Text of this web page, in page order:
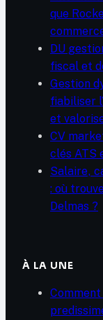
que
DU
fiscal et
Gestion
fiabiliser
et
CV
clés ATS
Salaire,
: où
Delmas ?
À LA UNE